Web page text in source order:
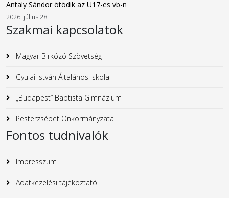
Antaly Sándor ötödik az U17-es vb-n
2026. július 28
Szakmai kapcsolatok
Magyar Birkózó Szövetség
Gyulai István Általános Iskola
„Budapest” Baptista Gimnázium
Pesterzsébet Önkormányzata
Fontos tudnivalók
Impresszum
Adatkezelési tájékoztató